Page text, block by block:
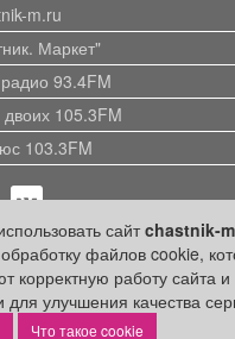
сайтchastnik-
файлов cookie,
корректную работу сайта
улучшения качества
Что такое cookie
m.ru
Маркет"
93.4FM
105.3FM
103.3FM